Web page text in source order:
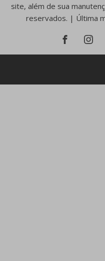
site, além de sua
reservados. | Última